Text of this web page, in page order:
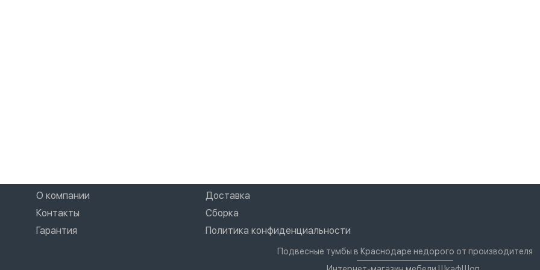
О компании
Доставка
Контакты
Сборка
Гарантия
Политика конфиденциальности
Подвесные тумбы в Краснодаре недорого от производителя